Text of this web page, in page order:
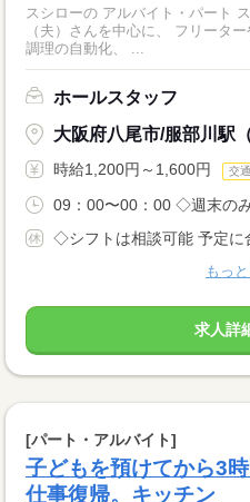
スシローの アルバイト・パート スタッフ募
（夫）さんを中心に、 フリーターやシ
調理の自動化、 ...
ホールスタッフ
大阪府八尾市/服部川駅
時給1,200円～1,600円 交
09：00〜00：00 ◇週末のみ
◇シフトは相談可能 予定に
もっ
求人詳
[パート・アルバイト]
子どもを預けてから3
仕事復帰。キッチン